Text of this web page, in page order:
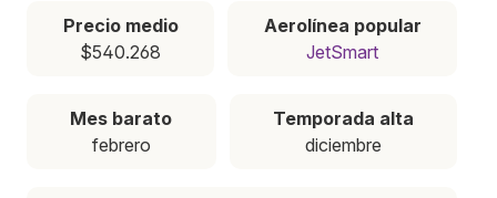
Precio medio
$540.268
Aerolínea popular
JetSmart
Mes barato
febrero
Temporada alta
diciembre